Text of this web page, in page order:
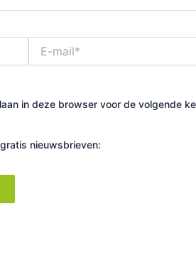
mail*
in deze browser voor de volgende
nieuwsbrieven: